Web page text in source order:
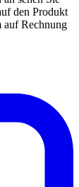
den Produkt
auf Rechnung